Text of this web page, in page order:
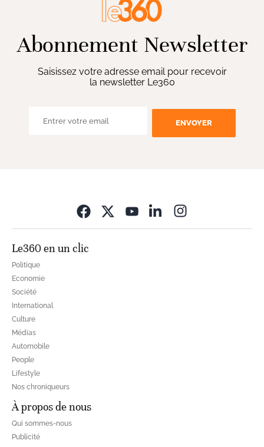
Abonnement Newsletter
Saisissez votre adresse email pour recevoir
la newsletter Le360
ENVOYER
Le360 en un clic
Politique
Economie
Société
International
Culture
Médias
Automobile
People
Lifestyle
Nos chroniqueurs
À propos de nous
Qui sommes-nous
Publicité